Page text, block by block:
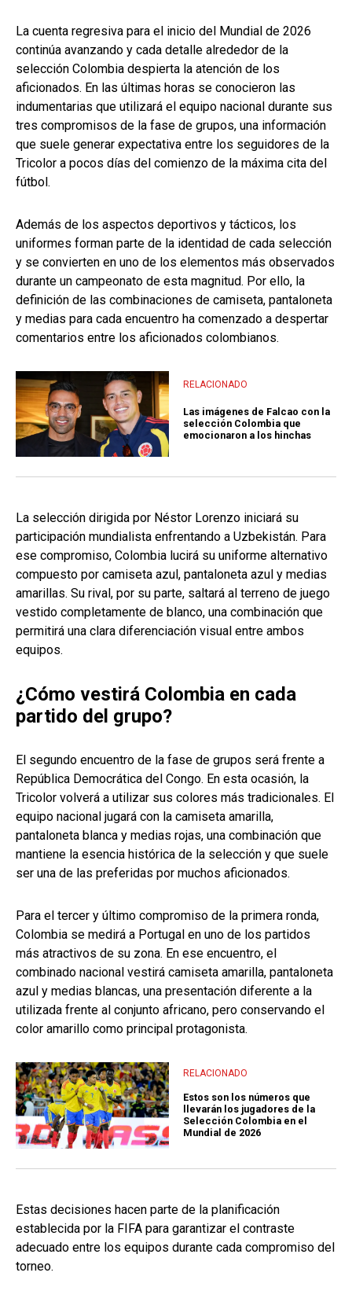
La cuenta regresiva para el inicio del Mundial de 2026
continúa avanzando y cada detalle alrededor de la
selección Colombia despierta la atención de los
aficionados. En las últimas horas se conocieron las
indumentarias que utilizará el equipo nacional durante sus
tres compromisos de la fase de grupos, una información
que suele generar expectativa entre los seguidores de la
Tricolor a pocos días del comienzo de la máxima cita del
fútbol.
Además de los aspectos deportivos y tácticos, los
uniformes forman parte de la identidad de cada selección
y se convierten en uno de los elementos más observados
durante un campeonato de esta magnitud. Por ello, la
definición de las combinaciones de camiseta, pantaloneta
y medias para cada encuentro ha comenzado a despertar
comentarios entre los aficionados colombianos.
RELACIONADO
Las imágenes de Falcao con la
selección Colombia que
emocionaron a los hinchas
La selección dirigida por Néstor Lorenzo iniciará su
participación mundialista enfrentando a Uzbekistán. Para
ese compromiso, Colombia lucirá su uniforme alternativo
compuesto por camiseta azul, pantaloneta azul y medias
amarillas. Su rival, por su parte, saltará al terreno de juego
vestido completamente de blanco, una combinación que
permitirá una clara diferenciación visual entre ambos
equipos.
¿Cómo vestirá Colombia en cada
partido del grupo?
El segundo encuentro de la fase de grupos será frente a
República Democrática del Congo. En esta ocasión, la
Tricolor volverá a utilizar sus colores más tradicionales. El
equipo nacional jugará con la camiseta amarilla,
pantaloneta blanca y medias rojas, una combinación que
mantiene la esencia histórica de la selección y que suele
ser una de las preferidas por muchos aficionados.
Para el tercer y último compromiso de la primera ronda,
Colombia se medirá a Portugal en uno de los partidos
más atractivos de su zona. En ese encuentro, el
combinado nacional vestirá camiseta amarilla, pantaloneta
azul y medias blancas, una presentación diferente a la
utilizada frente al conjunto africano, pero conservando el
color amarillo como principal protagonista.
RELACIONADO
Estos son los números que
llevarán los jugadores de la
Selección Colombia en el
Mundial de 2026
Estas decisiones hacen parte de la planificación
establecida por la FIFA para garantizar el contraste
adecuado entre los equipos durante cada compromiso del
torneo.